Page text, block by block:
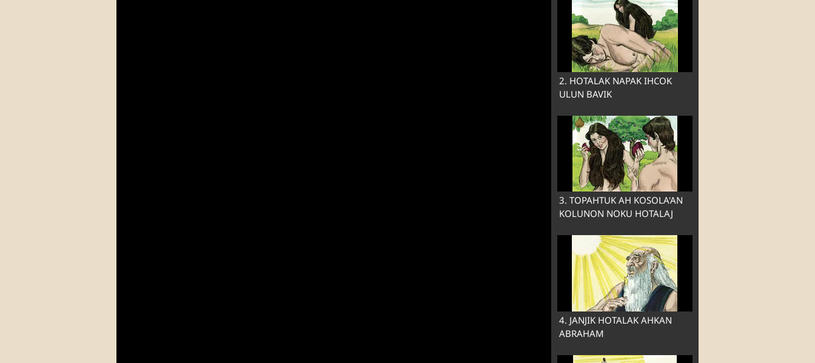
2. HOTALAK NAPAK IHCOK
ULUN BAVIK
3. TOPAHTUK AH KOSOLA'AN
KOLUNON NOKU HOTALAJ
4. JANJIK HOTALAK AHKAN
ABRAHAM